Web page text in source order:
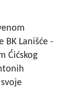
BK Lanišće -
Ćićskog